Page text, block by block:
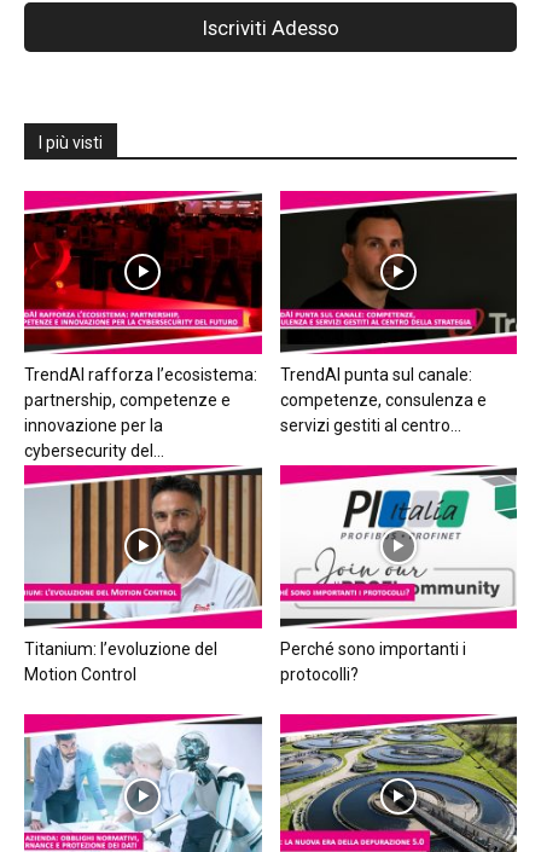
I più visti
TrendAI rafforza l’ecosistema:
partnership, competenze e
innovazione per la
cybersecurity del...
TrendAI punta sul canale:
competenze, consulenza e
servizi gestiti al centro...
Titanium: l’evoluzione del
Motion Control
Perché sono importanti i
protocolli?